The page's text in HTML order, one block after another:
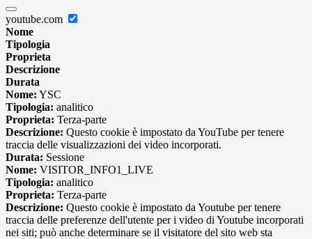
youtube.com
Nome
Tipologia
Proprieta
Descrizione
Durata
Nome: YSC
Tipologia: analitico
Proprieta: Terza-parte
Descrizione: Questo cookie è impostato da YouTube per tenere
traccia delle visualizzazioni dei video incorporati.
Durata: Sessione
Nome: VISITOR_INFO1_LIVE
Tipologia: analitico
Proprieta: Terza-parte
Descrizione: Questo cookie è impostato da Youtube per tenere
traccia delle preferenze dell'utente per i video di Youtube incorporati
nei siti; può anche determinare se il visitatore del sito web sta